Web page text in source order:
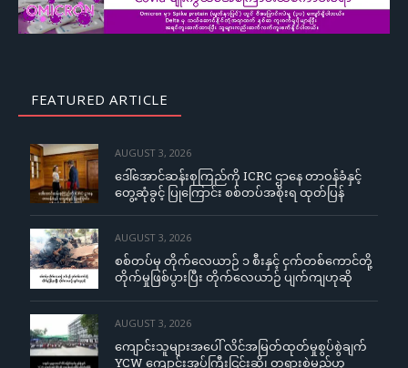
FEATURED ARTICLE
AUGUST 3, 2026
ဒေါ်အောင်ဆန်းစုကြည်ကို ICRC ဌာနေ တာဝန်ခံနှင့်
တွေ့ဆုံခွင့် ပြုကြောင်း စစ်တပ်အစိုးရ ထုတ်ပြန်
AUGUST 3, 2026
စစ်တပ်မှ တိုက်လေယာဉ် ၁ စီးနှင့် ငှက်တစ်ကောင်တို့
တိုက်မှုဖြစ်ပွားပြီး တိုက်လေယာဉ် ပျက်ကျဟုဆို
AUGUST 3, 2026
ကျောင်းသူများအပေါ် လိင်အမြတ်ထုတ်မှုစွပ်စွဲချက်
YCW ကျောင်းအုပ်ကြီးငြင်းဆို၊ တရားစွဲမည်ဟု